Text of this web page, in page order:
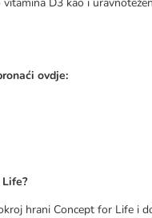
ovdje:
hrani Concept for Life i